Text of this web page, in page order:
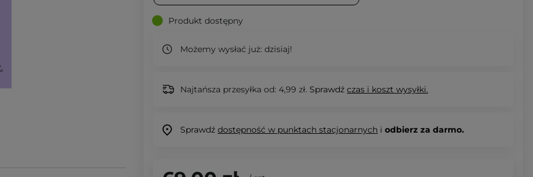
Produkt dostępny
Możemy wysłać już: dzisiaj!
Najtańsza przesyłka od: 4,99 zł. Sprawdź czas i koszt wysyłki.
Sprawdź dostępność w punktach stacjonarnych i odbierz za darmo.